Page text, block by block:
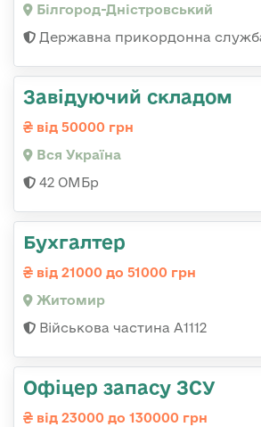
Білгород-Дністровський
Державна прикордонна
Завідуючий складом
від 50000 грн
Вся Україна
42 ОМБр
Бухгалтер
від 21000 до 51000 грн
Житомир
Військова частина А1112
Офіцер запасу ЗСУ
від 23000 до 130000 грн